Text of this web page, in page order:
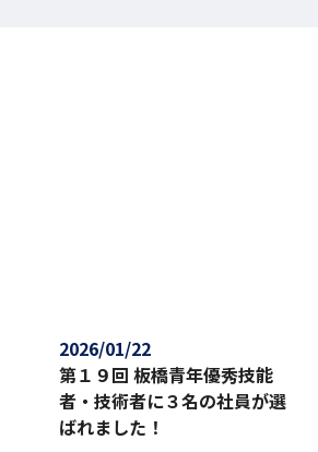
2026/01/22
第１９回 板橋青年優秀技能
者・技術者に３名の社員が選
ばれました！